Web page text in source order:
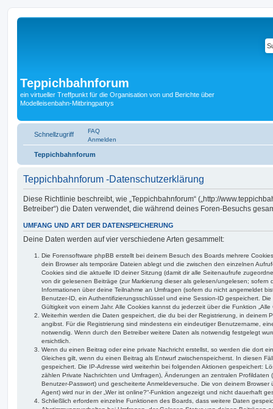
Teppichbahnforum
ein virtueller Treffpunkt für die Organisation von und Berichte über
Modelleisenbahn-Mitbringpartys
Schnellzugriff
FAQ
Anmelden
Teppichbahnforum
Teppichbahnforum -Datenschutzerklärung
Diese Richtlinie beschreibt, wie „Teppichbahnforum“ („http://
Betreiber“) die Daten verwendet, die während deines Foren-Besuchs
UMFANG UND ART DER DATENSPEICHERUNG
Deine Daten werden auf vier verschiedene Arten gesammelt:
Die Forensoftware phpBB erstellt bei deinem Besuch des Boards mehrere
dein Browser als temporäre Dateien ablegt und die zwischen den einzelnen
Cookies sind die aktuelle ID deiner Sitzung (damit dir alle Seitenaufrufe
von dir gelesenen Beiträge (zur Markierung dieser als gelesen/ungelesen; sofern
Informationen über deine Teilnahme an Umfragen (sofern du nicht angemeldet
Benutzer-ID, ein Authentifizierungsschlüssel und eine Session-ID gespeichert.
Gültigkeit von einem Jahr. Alle Cookies kannst du jederzeit über die Funktion „Alle
Weiterhin werden die Daten gespeichert, die du bei der Registrierung, in deinem
angibst. Für die Registrierung sind mindestens ein eindeutiger Benutzername,
notwendig. Wenn durch den Betreiber weitere Daten als notwendig festgelegt
ersichtlich.
Wenn du einen Beitrag oder eine private Nachricht erstellst, so werden die dort
Gleiches gilt, wenn du einen Beitrag als Entwurf zwischenspeicherst. In diesen
gespeichert. Die IP-Adresse wird weiterhin bei folgenden Aktionen gespeichert:
zählen Private Nachrichten und Umfragen), Änderungen an zentralen Profildaten
Benutzer-Passwort) und gescheiterte Anmeldeversuche. Die von deinem Browser
Agent) wird nur in der „Wer ist online?“-Funktion angezeigt und nicht dauerhaft
Schließlich erfordern einzelne Funktionen des Boards, dass weitere Daten